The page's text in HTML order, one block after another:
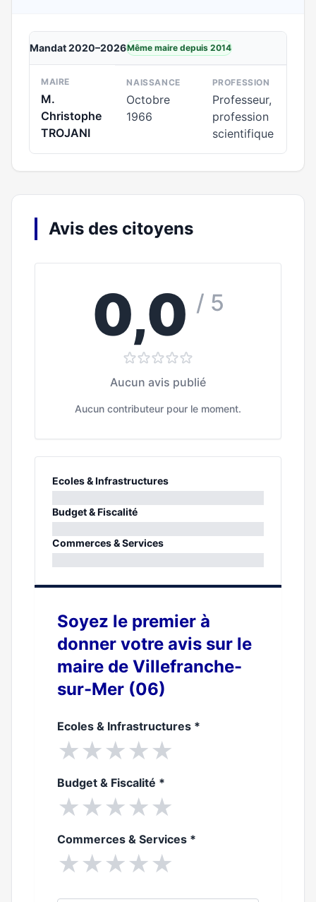
Mandat 2020–2026Même maire depuis 2014
MAIRE
M.
Christophe
TROJANI
NAISSANCE
Octobre
1966
PROFESSION
Professeur,
profession
scientifique
Avis des citoyens
0,0 / 5
Aucun avis publié
Aucun contributeur pour le moment.
Ecoles & Infrastructures
0%
Budget & Fiscalité
0%
Commerces & Services
Soyez le premier à
donner votre avis sur le
maire de Villefranche-
sur-Mer (06)
Ecoles & Infrastructures *
★★★★★
Budget & Fiscalité *
★★★★★
Commerces & Services *
★★★★★